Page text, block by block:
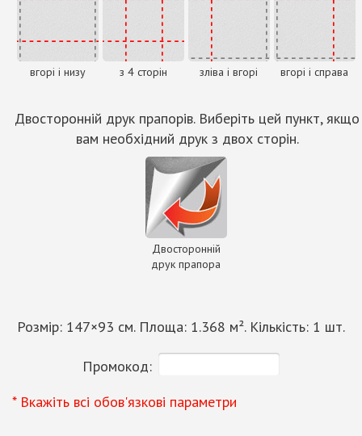
вгорі і низу з 4 сторін зліва і вгорі вгорі і справа
Двосторонній друк прапорів. Виберіть цей пункт, якщо
вам необхідний друк з двох сторін.
Двосторонній
друк прапора
Розмір: 147×93 см. Площа: 1.368 м². Кількість: 1 шт.
Промокод:
* Вкажіть всі обов'язкові параметри